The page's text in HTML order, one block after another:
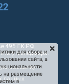
495 ГК РФ.
у менеджера.
рассылку
данных
для сбора и
сайта, а
на размещение
в